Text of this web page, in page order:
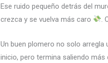
Ese ruido pequeño detrás del
crezca y se vuelva más caro
.
Un buen plomero no solo arregla
inicio, pero termina saliendo